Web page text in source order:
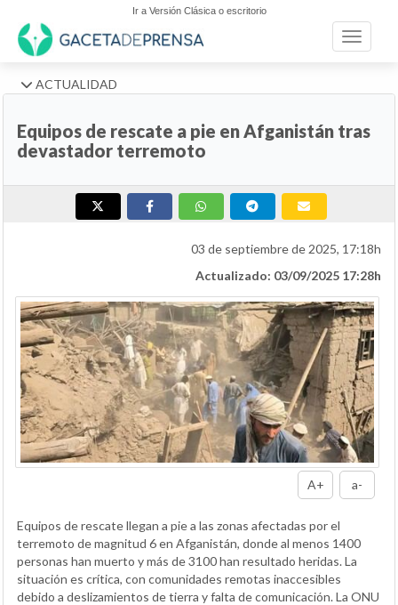
Ir a Versión Clásica o escritorio
Toggle
ACTUALIDAD
Equipos de rescate a pie en Afganistán tras
devastador terremoto
03 de septiembre de 2025, 17:18h
Actualizado: 03/09/2025 17:28h
A+ a-
Equipos de rescate llegan a pie a las zonas afectadas por el
terremoto de magnitud 6 en Afganistán, donde al menos 1400
personas han muerto y más de 3100 han resultado heridas. La
situación es crítica, con comunidades remotas inaccesibles
debido a deslizamientos de tierra y falta de comunicación. La ONU